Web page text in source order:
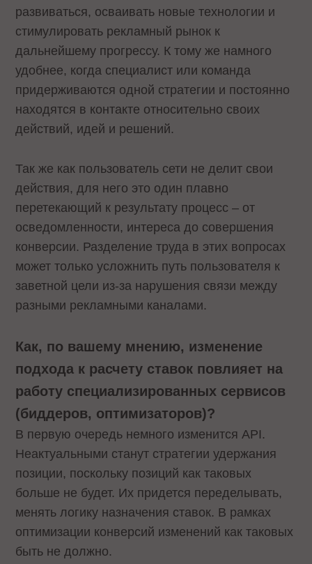
развиваться, осваивать новые технологии и
стимулировать рекламный рынок к
дальнейшему прогрессу. К тому же намного
удобнее, когда специалист или команда
придерживаются одной стратегии и постоянно
находятся в контакте относительно своих
действий, идей и решений.
Так же как пользователь сети не делит свои
действия, для него это один плавно
перетекающий к результату процесс – от
осведомленности, интереса до совершения
конверсии. Разделение труда в этих вопросах
может только усложнить путь пользователя к
заветной цели из-за нарушения связи между
разными рекламными каналами.
Как, по вашему мнению, изменение
подхода к расчету ставок повлияет на
работу специализированных сервисов
(биддеров, оптимизаторов)?
В первую очередь немного изменится API.
Неактуальными станут стратегии удержания
позиции, поскольку позиций как таковых
больше не будет. Их придется переделывать,
менять логику назначения ставок. В рамках
оптимизации конверсий изменений как таковых
быть не должно.